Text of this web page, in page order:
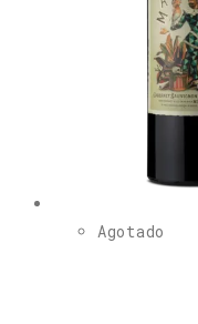
Agotado